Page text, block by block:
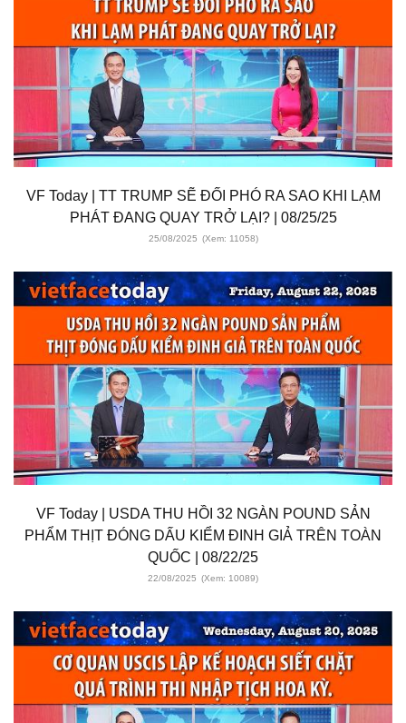
VF Today | TT TRUMP SẼ ĐỐI PHÓ RA SAO KHI LẠM
PHÁT ĐANG QUAY TRỞ LẠI? | 08/25/25
25/08/2025 (Xem: 11058)
VF Today | USDA THU HỒI 32 NGÀN POUND SẢN
PHẨM THỊT ĐÓNG DẤU KIỂM ĐINH GIẢ TRÊN TOÀN
QUỐC | 08/22/25
22/08/2025 (Xem: 10089)